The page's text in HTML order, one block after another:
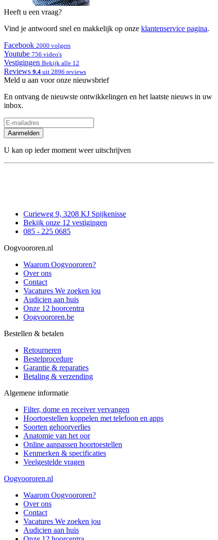
Heeft u een vraag?
Vind je antwoord snel en makkelijk op onze klantenservice pagina.
Facebook 2000 volgers
Youtube 756 video's
Vestigingen Bekijk alle 12
Reviews 9.4 uit 2896 reviews
Meld u aan voor onze nieuwsbrief
En ontvang de nieuwste ontwikkelingen en het laatste nieuws in uw
inbox.
Aanmelden
U kan op ieder moment weer uitschrijven
Curieweg 9, 3208 KJ Spijkenisse
Bekijk onze 12 vestigingen
085 - 225 0685
Oogvoororen.nl
Waarom Oogvoororen?
Over ons
Contact
Vacatures We zoeken jou
Audicien aan huis
Onze 12 hoorcentra
Oogvoororen.be
Bestellen & betalen
Retourneren
Bestelprocedure
Garantie & reparaties
Betaling & verzending
Algemene informatie
Filter, dome en receiver vervangen
Hoortoestellen koppelen met telefoon en apps
Soorten gehoorverlies
Anatomie van het oor
Online aanpassen hoortoestellen
Kenmerken & specificaties
Veelgestelde vragen
Oogvoororen.nl
Waarom Oogvoororen?
Over ons
Contact
Vacatures We zoeken jou
Audicien aan huis